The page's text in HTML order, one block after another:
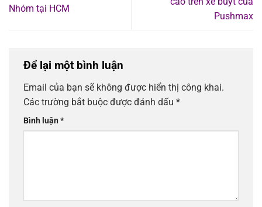
Nhóm tại HCM
Pushmax
Để lại một bình luận
Email của bạn sẽ không được hiển thị công khai.
Các trường bắt buộc được đánh dấu *
Bình luận*